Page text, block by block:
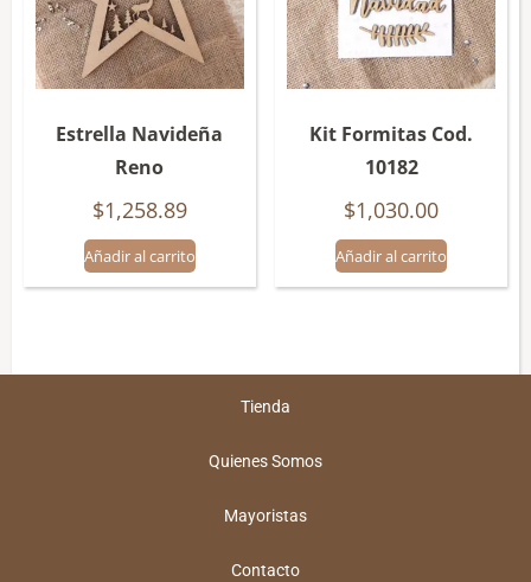
Estrella Navideña
Reno
$1,258.89
Añadir al carrito
Kit Formitas Cod.
10182
$1,030.00
Añadir al carrito
Tienda
Quienes Somos
Mayoristas
Contacto